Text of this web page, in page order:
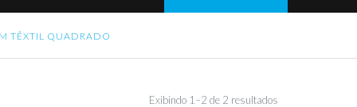
TÊXTIL QUADRADO
Exibindo 1–2 de 2 resultados